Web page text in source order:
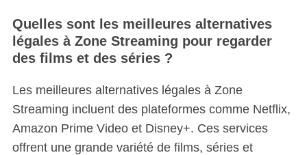
Quelles sont les meilleures alternatives
légales à Zone Streaming pour regarder
des films et des séries ?
Les meilleures alternatives légales à Zone
Streaming incluent des plateformes comme Netflix,
Amazon Prime Video et Disney+. Ces services
offrent une grande variété de films, séries et